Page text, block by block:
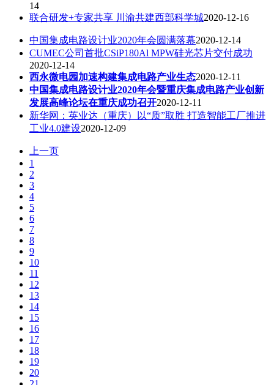
14
联合研发+专家共享 川渝共建西部科学城2020-12-16
中国集成电路设计业2020年会圆满落幕2020-12-14
CUMEC公司首批CSiP180Al MPW硅光芯片交付成功
2020-12-14
西永微电园加速构建集成电路产业生态2020-12-11
中国集成电路设计业2020年会暨重庆集成电路产业创新
发展高峰论坛在重庆成功召开2020-12-11
新华网：英业达（重庆）以“质”取胜 打造智能工厂推进
工业4.0建设2020-12-09
上一页
1
2
3
4
5
6
7
8
9
10
11
12
13
14
15
16
17
18
19
20